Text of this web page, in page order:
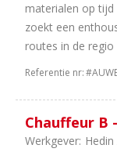
materialen op tijd
zoekt een
routes in de regio
Referentie nr:
Chauffeur B
Werkgever: